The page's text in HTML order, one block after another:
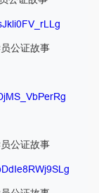
公证故事
公证故事